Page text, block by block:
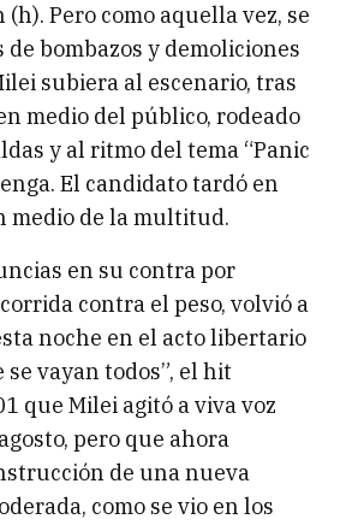
(h). Pero como aquella vez, se
de bombazos y demoliciones
subiera al escenario, tras
medio del público, rodeado
y al ritmo del tema “Panic
El candidato tardó en
medio de la multitud.
en su contra por
contra el peso, volvió a
noche en el acto libertario
se vayan todos”, el hit
que Milei agitó a viva voz
pero que ahora
de una nueva
como se vio en los